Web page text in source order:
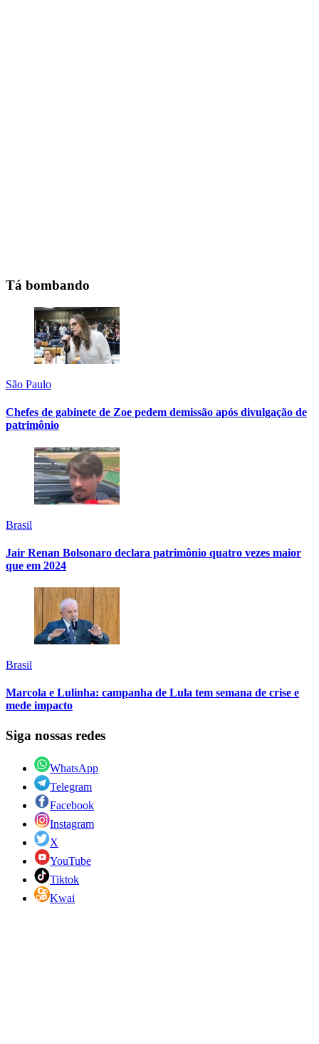
Tá bombando
São Paulo
Chefes de gabinete de Zoe pedem demissão após divulgação de
patrimônio
Brasil
Jair Renan Bolsonaro declara patrimônio quatro vezes maior
que em 2024
Brasil
Marcola e Lulinha: campanha de Lula tem semana de crise e
mede impacto
Siga nossas redes
WhatsApp
Telegram
Facebook
Instagram
X
YouTube
Tiktok
Kwai